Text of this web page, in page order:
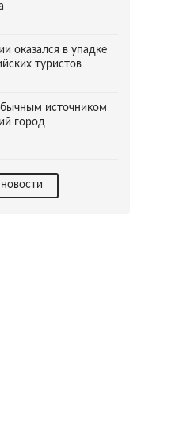
оказался в упадке
туристов
источником
город